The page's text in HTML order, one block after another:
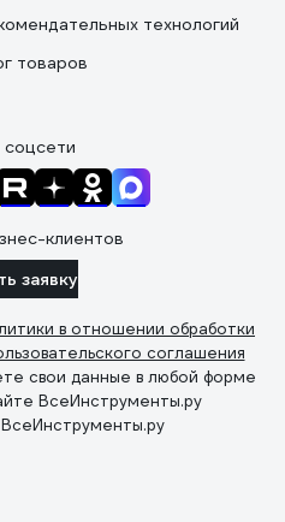
технологий
товаров
клиентов
заявку
в отношении обработки
соглашения
свои данные в любой форме
ВсеИнструменты.ру